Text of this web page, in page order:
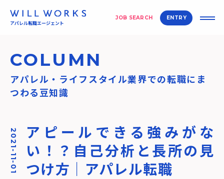
アパレル転職エージェント
JOB SEARCH ENTRY
COLUMN
アパレル・ライフスタイル業界での転職にま
つわる豆知識
2021-11-01 アピールできる強みがな
い！？自己分析と長所の見
つけ方｜アパレル転職